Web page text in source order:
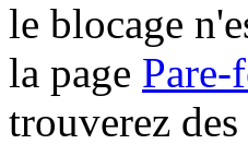
le blocage
la page Pare-
trouverez